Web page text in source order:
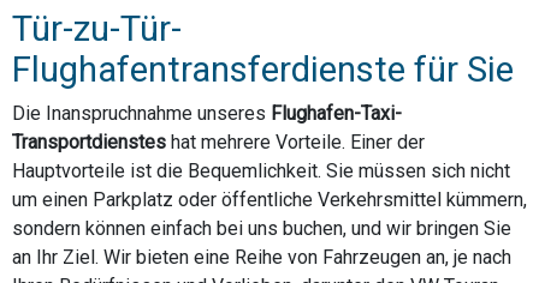
Tür-zu-Tür-
Flughafentransferdienste für Sie
Die Inanspruchnahme unseres Flughafen-Taxi-
Transportdienstes hat mehrere Vorteile. Einer der
Hauptvorteile ist die Bequemlichkeit. Sie müssen sich nicht
um einen Parkplatz oder öffentliche Verkehrsmittel kümmern,
sondern können einfach bei uns buchen, und wir bringen Sie
an Ihr Ziel. Wir bieten eine Reihe von Fahrzeugen an, je nach